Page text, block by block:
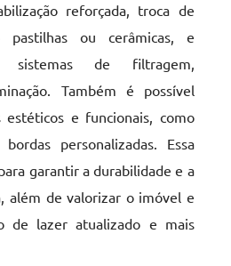
reforçada, troca de
pastilhas ou cerâmicas, e
sistemas de filtragem,
Também é possível
estéticos e funcionais, como
personalizadas. Essa
garantir a durabilidade e a
além de valorizar o imóvel e
de lazer atualizado e mais